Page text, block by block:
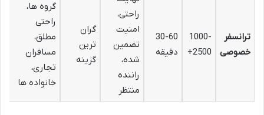
ترانسفر
خصوصی
1000-
2500+
30-60
دقیقه
راحتی،
امنیت
تضمین
شده،
راننده
منتظر
گران
ترین
گزینه
گروه ها،
راحتی
مطلق،
مسافران
تجاری،
خانواده ها